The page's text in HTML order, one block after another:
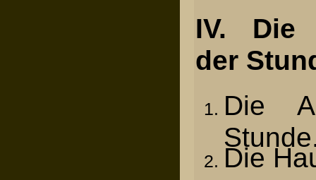
IV. Die
der
Die
Die